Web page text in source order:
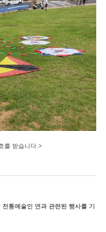
를 받습니다.>
통예술인 연과 관련된 행사를 기